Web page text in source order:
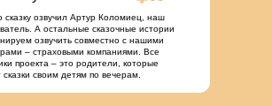
сказку озвучил Артур Коломиец, наш
А остальные сказочные истории
озвучить совместно с нашими
– страховыми компаниями. Все
проекта – это родители, которые
сказки своим детям по вечерам.